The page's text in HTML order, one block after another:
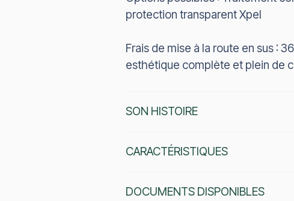
protection transparent Xpel
Frais de mise à la route en sus :
esthétique complète et plein de
SON HISTOIRE
CARACTÉRISTIQUES
DOCUMENTS DISPONIBLES